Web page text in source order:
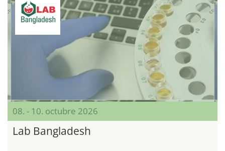
08. - 10. octubre 2026
Lab Bangladesh